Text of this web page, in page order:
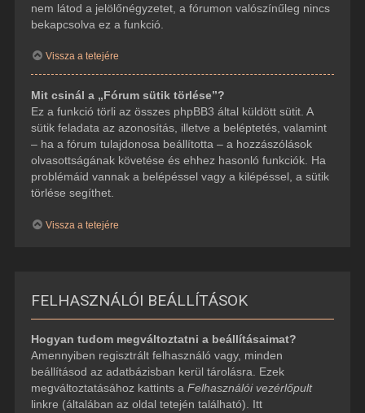
nem látod a jelölőnégyzetet, a fórumon valószínűleg nincs
bekapcsolva ez a funkció.
Vissza a tetejére
Mit csinál a „Fórum sütik törlése”?
Ez a funkció törli az összes phpBB3 által küldött sütit. A
sütik feladata az azonosítás, illetve a beléptetés, valamint
– ha a fórum tulajdonosa beállította – a hozzászólások
olvasottságának követése és ehhez hasonló funkciók. Ha
problémáid vannak a belépéssel vagy a kilépéssel, a sütik
törlése segíthet.
Vissza a tetejére
FELHASZNÁLÓI BEÁLLÍTÁSOK
Hogyan tudom megváltoztatni a beállításaimat?
Amennyiben regisztrált felhasználó vagy, minden
beállításod az adatbázisban kerül tárolásra. Ezek
megváltoztatásához kattints a Felhasználói vezérlőpult
linkre (általában az oldal tetején található). Itt